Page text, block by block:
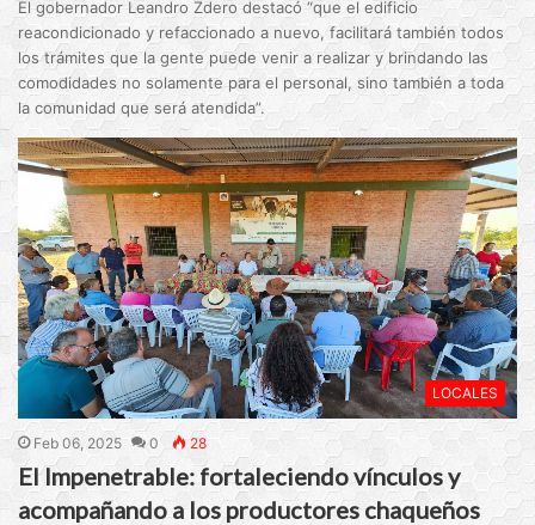
El gobernador Leandro Zdero destacó “que el edificio
reacondicionado y refaccionado a nuevo, facilitará también todos
los trámites que la gente puede venir a realizar y brindando las
comodidades no solamente para el personal, sino también a toda
la comunidad que será atendida”.
LOCALES
Feb 06, 2025 0 28
El Impenetrable: fortaleciendo vínculos y
acompañando a los productores chaqueños